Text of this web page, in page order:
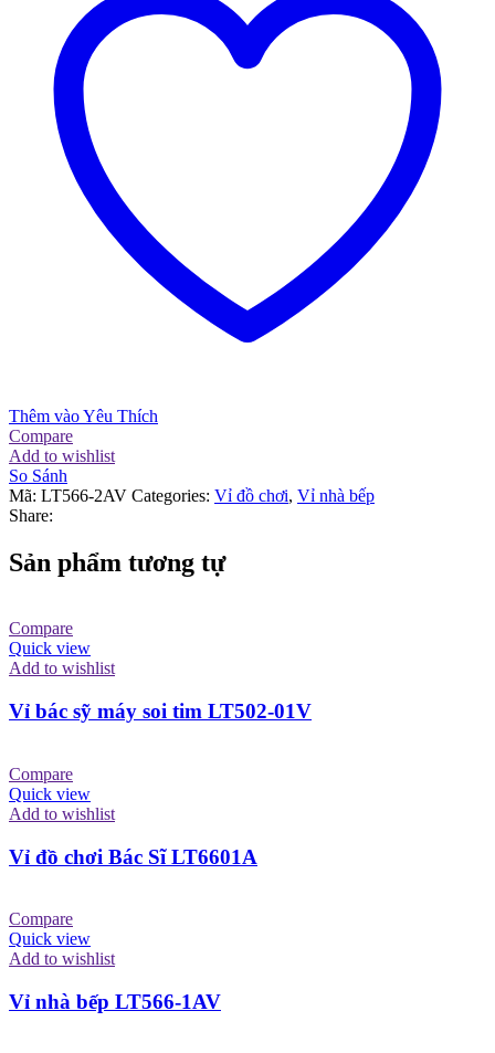
Thêm vào Yêu Thích
Compare
Add to wishlist
So Sánh
Mã: LT566-2AV Categories: Vỉ đồ chơi, Vỉ nhà bếp
Share:
Sản phẩm tương tự
Compare
Quick view
Add to wishlist
Vỉ bác sỹ máy soi tim LT502-01V
Compare
Quick view
Add to wishlist
Vỉ đồ chơi Bác Sĩ LT6601A
Compare
Quick view
Add to wishlist
Vỉ nhà bếp LT566-1AV